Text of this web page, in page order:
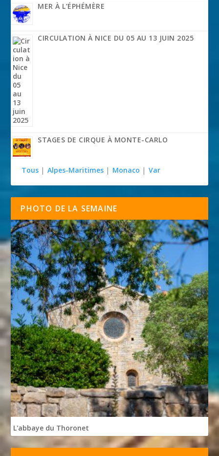
MER À L’ÉPHÉMÈRE
CIRCULATION À NICE DU 05 AU 13 JUIN 2025
STAGES DE CIRQUE À MONTE-CARLO
Tous | Alpes-Maritimes | Monaco | Var
PHOTO DE LA SEMAINE
L'abbaye du Thoronet